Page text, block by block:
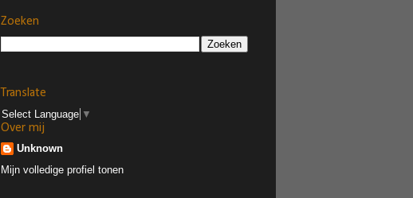
Zoeken
Translate
Select Language ▼
Over mij
Unknown
Mijn volledige profiel tonen